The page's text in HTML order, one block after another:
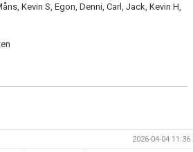
Kevin S, Egon, Denni, Carl, Jack, Kevin H,
2026-04-04 11:36